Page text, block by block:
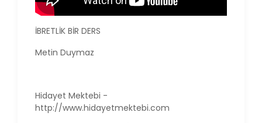
İBRETLİK BİR DERS
Metin Duymaz
Hidayet Mektebi -
http://www.hidayetmektebi.com